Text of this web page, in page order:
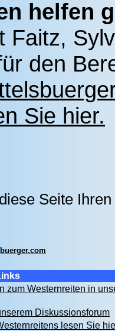
helfen
Faitz,
den
Sie hier.
Seite
zum Westernreiten in
Diskussionsforum
lesen Sie